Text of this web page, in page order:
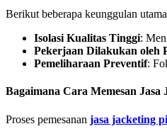
Berikut beberapa keunggulan
Isolasi Kualitas Tinggi:
Pekerjaan Dilakukan oleh
Pemeliharaan Preventif:
Bagaimana Cara Memesan Jasa
Proses pemesanan jasa jacketing